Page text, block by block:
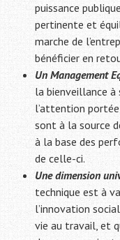
puissance
pertinente et
marche de
bénéficier en
Un Management
la bienveillance à
l’attention
sont à la source
à la base des
de celle-ci.
Une dimension
technique est à
l’innovation
vie au travail, et